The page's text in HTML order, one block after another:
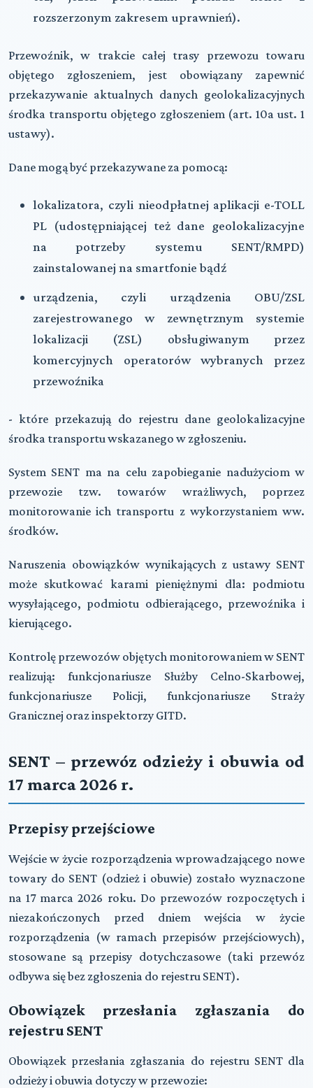
rozszerzonym zakresem uprawnień).
Przewoźnik, w trakcie całej trasy przewozu towaru
objętego zgłoszeniem, jest obowiązany zapewnić
przekazywanie aktualnych danych geolokalizacyjnych
środka transportu objętego zgłoszeniem (art. 10a ust. 1
ustawy).
Dane mogą być przekazywane za pomocą:
lokalizatora, czyli nieodpłatnej aplikacji e-TOLL
PL (udostępniającej też dane geolokalizacyjne
na potrzeby systemu SENT/RMPD)
zainstalowanej na smartfonie bądź
urządzenia, czyli urządzenia OBU/ZSL
zarejestrowanego w zewnętrznym systemie
lokalizacji (ZSL) obsługiwanym przez
komercyjnych operatorów wybranych przez
przewoźnika
- które przekazują do rejestru dane geolokalizacyjne
środka transportu wskazanego w zgłoszeniu.
System SENT ma na celu zapobieganie nadużyciom w
przewozie tzw. towarów wrażliwych, poprzez
monitorowanie ich transportu z wykorzystaniem ww.
środków.
Naruszenia obowiązków wynikających z ustawy SENT
może skutkować karami pieniężnymi dla: podmiotu
wysyłającego, podmiotu odbierającego, przewoźnika i
kierującego.
Kontrolę przewozów objętych monitorowaniem w SENT
realizują: funkcjonariusze Służby Celno-Skarbowej,
funkcjonariusze Policji, funkcjonariusze Straży
Granicznej oraz inspektorzy GITD.
SENT – przewóz odzieży i obuwia od
17 marca 2026 r.
Przepisy przejściowe
Wejście w życie rozporządzenia wprowadzającego nowe
towary do SENT (odzież i obuwie) zostało wyznaczone
na 17 marca 2026 roku. Do przewozów rozpoczętych i
niezakończonych przed dniem wejścia w życie
rozporządzenia (w ramach przepisów przejściowych),
stosowane są przepisy dotychczasowe (taki przewóz
odbywa się bez zgłoszenia do rejestru SENT).
Obowiązek przesłania zgłaszania do
rejestru SENT
Obowiązek przesłania zgłaszania do rejestru SENT dla
odzieży i obuwia dotyczy w przewozie: